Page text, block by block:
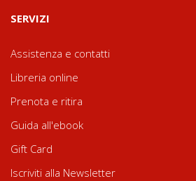
SERVIZI
Assistenza e contatti
Libreria online
Prenota e ritira
Guida all'ebook
Gift Card
Iscriviti alla Newsletter